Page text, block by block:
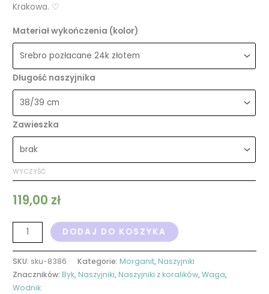
Krakowa. ♡
Materiał wykończenia (kolor)
Długość naszyjnika
Zawieszka
WYCZYŚĆ
119,00 zł
DODAJ DO KOSZYKA
SKU: sku-8386 Kategorie:Morganit,Naszyjniki
Znaczników:Byk,Naszyjniki,Naszyjniki z koralików,Waga,
Wodnik